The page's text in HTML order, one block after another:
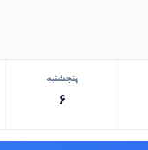
پنجشنبه
۶